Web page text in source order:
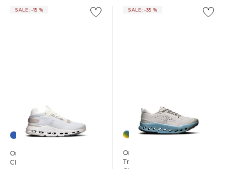
SALE: -15 %
On | Damen Sneaker
CLOUDNOVA 2
SALE: -35 %
On | Damen
Trailrunningschuhe